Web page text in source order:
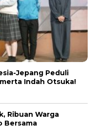
Jepang Peduli
Indah Otsuka!
Ribuan Warga
Bersama